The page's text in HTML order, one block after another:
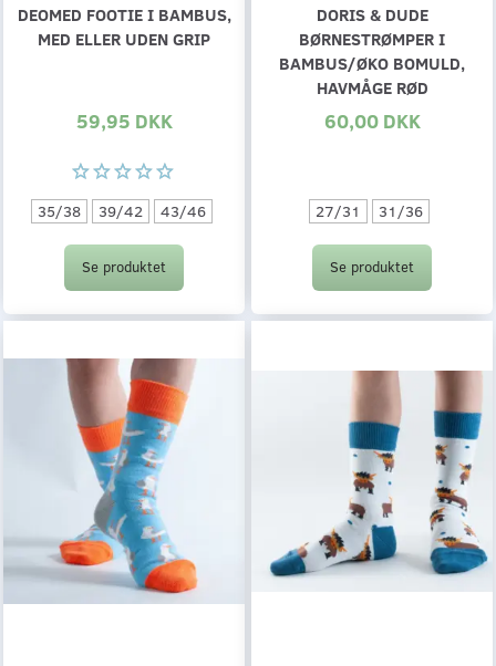
DEOMED FOOTIE I BAMBUS,
MED ELLER UDEN GRIP
59,95 DKK
35/38 39/42 43/46
Se produktet
DORIS & DUDE
BØRNESTRØMPER I
BAMBUS/ØKO BOMULD,
HAVMÅGE RØD
60,00 DKK
27/31 31/36
Se produktet